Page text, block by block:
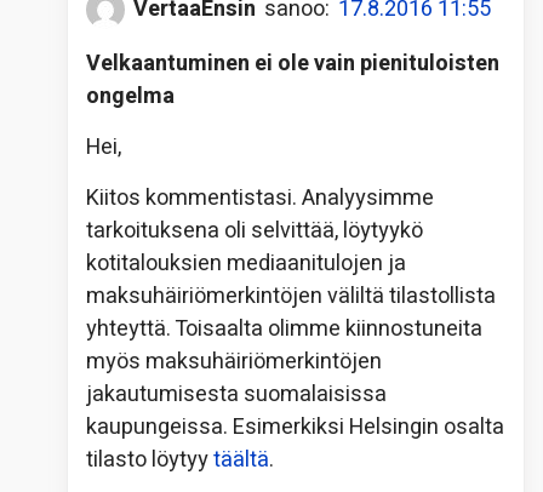
VertaaEnsin sanoo: 17.8.2016 11:55
Velkaantuminen ei ole vain pienituloisten
ongelma
Hei,
Kiitos kommentistasi. Analyysimme
tarkoituksena oli selvittää, löytyykö
kotitalouksien mediaanitulojen ja
maksuhäiriömerkintöjen väliltä tilastollista
yhteyttä. Toisaalta olimme kiinnostuneita
myös maksuhäiriömerkintöjen
jakautumisesta suomalaisissa
kaupungeissa. Esimerkiksi Helsingin osalta
tilasto löytyytäältä.